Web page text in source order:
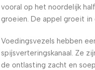
vooral op het noordelijk
groeien. De appel groeit
Voedingsvezels hebben
spijsverteringskanaal. Ze
de ontlasting zacht en